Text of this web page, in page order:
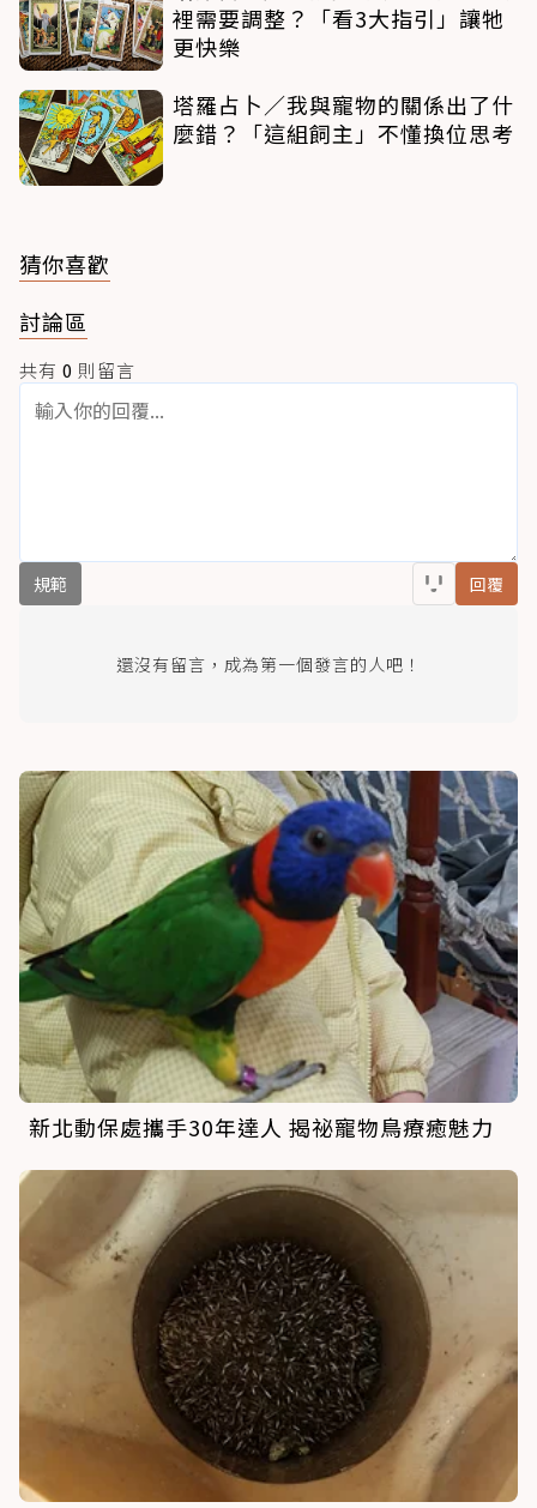
裡需要調整？「看3大指引」讓牠
更快樂
塔羅占卜／我與寵物的關係出了什
麼錯？「這組飼主」不懂換位思考
猜你喜歡
討論區
共有 0 則留言
規範 回覆
還沒有留言，成為第一個發言的人吧！
新北動保處攜手30年達人 揭祕寵物鳥療癒魅力